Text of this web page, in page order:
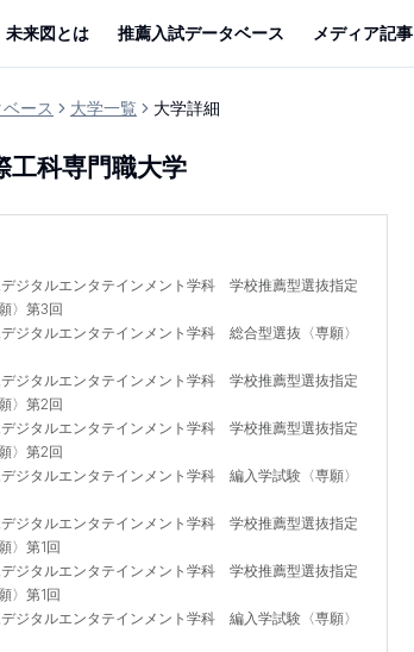
未来図とは 推薦入試データベース メディア記事
ース 大学一覧 大学詳細
工科専門職大学
ジタルエンタテインメント学科 学校推薦型選抜指定
〉第3回
ジタルエンタテインメント学科 総合型選抜〈専願〉
ジタルエンタテインメント学科 学校推薦型選抜指定
〉第2回
ジタルエンタテインメント学科 学校推薦型選抜指定
〉第2回
ジタルエンタテインメント学科 編入学試験〈専願〉
ジタルエンタテインメント学科 学校推薦型選抜指定
〉第1回
ジタルエンタテインメント学科 学校推薦型選抜指定
〉第1回
ジタルエンタテインメント学科 編入学試験〈専願〉